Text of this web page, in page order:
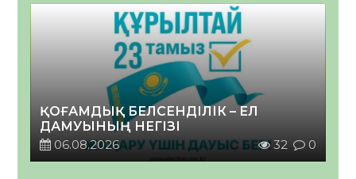
ҚОҒАМДЫҚ БЕЛСЕНДІЛІК – ЕЛ
ДАМУЫНЫҢ НЕГІЗІ
06.08.2026
32 0